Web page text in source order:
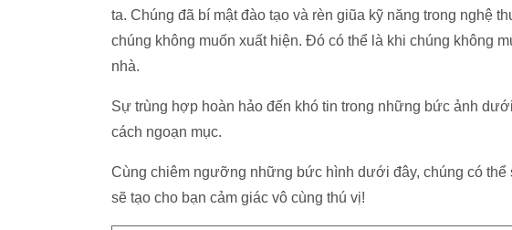
ta. Chúng đã bí mật đào tạo và rèn giũa kỹ năng trong nghệ
chúng không muốn xuất hiện. Đó có thể là khi chúng không
nhà.
Sự trùng hợp hoàn hảo đến khó tin trong những bức ảnh
cách ngoạn mục.
Cùng chiêm ngưỡng những bức hình dưới đây, chúng có thể
sẽ tạo cho bạn cảm giác vô cùng thú vị!